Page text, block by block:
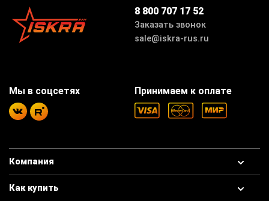
8 800 707 17 52
Заказать звонок
sale@iskra-rus.ru
Компания
Как купить
Принимаем к оплате
Мы в соцсетях